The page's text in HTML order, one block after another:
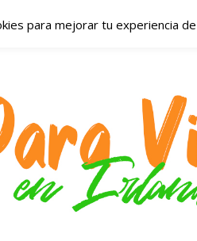
en
–
a los que viven, estudian y
para mejorar tu experiencia